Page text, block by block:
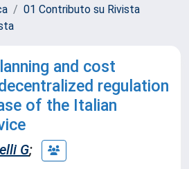
01 Contributo su Rivista
and cost
regulation
of the Italian
G;